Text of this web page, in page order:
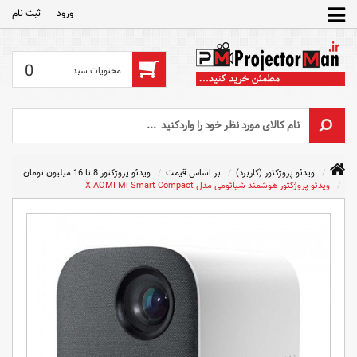
ورود ثبت‌ نام
0
ویدئو پروژکتور (کاربرد) بر اساس قیمت
ویدئو پروژکتور 8 تا 16 میلیون تومان
ویدئو پروژکتور هوشمند شیائومی مدل XIAOMI Mi Smart Compact